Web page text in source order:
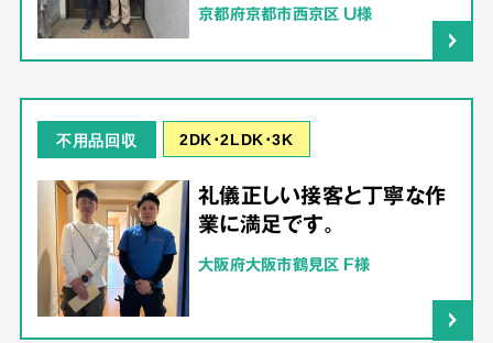
京都府京都市西京区 U様
不用品回収 2DK･2LDK･3K
礼儀正しい接客と丁寧な作
業に満足です。
大阪府大阪市鶴見区 F様